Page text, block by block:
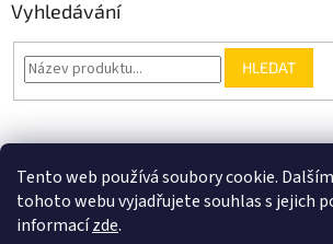
Tento web používá soubory cookie.
tohoto webu vyjadřujete souhlas s jejich
informacízde.
Vyhledávání
HLEDAT
Nákupní košík
0KS /0 KČ